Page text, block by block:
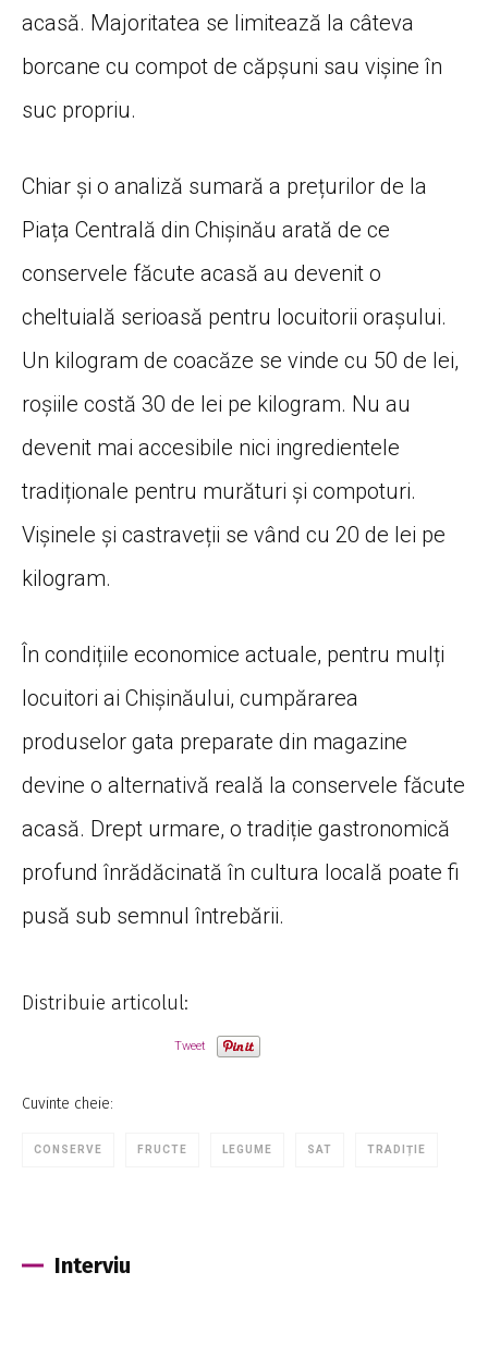
acasă. Majoritatea se limitează la câteva
borcane cu compot de căpșuni sau vișine în
suc propriu.
Chiar și o analiză sumară a prețurilor de la
Piața Centrală din Chișinău arată de ce
conservele făcute acasă au devenit o
cheltuială serioasă pentru locuitorii orașului.
Un kilogram de coacăze se vinde cu 50 de lei,
roșiile costă 30 de lei pe kilogram. Nu au
devenit mai accesibile nici ingredientele
tradiționale pentru murături și compoturi.
Vișinele și castraveții se vând cu 20 de lei pe
kilogram.
În condițiile economice actuale, pentru mulți
locuitori ai Chișinăului, cumpărarea
produselor gata preparate din magazine
devine o alternativă reală la conservele făcute
acasă. Drept urmare, o tradiție gastronomică
profund înrădăcinată în cultura locală poate fi
pusă sub semnul întrebării.
Distribuie articolul:
Tweet
Cuvinte cheie:
CONSERVE FRUCTE LEGUME SAT TRADIȚIE
Interviu